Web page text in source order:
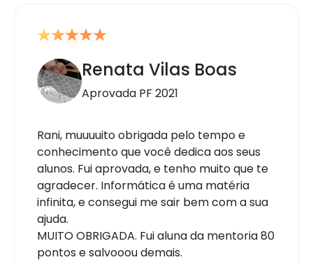
Renata Vilas Boas
Aprovada PF 2021
Rani, muuuuito obrigada pelo tempo e
conhecimento que você dedica aos seus
alunos. Fui aprovada, e tenho muito que te
agradecer. Informática é uma matéria
infinita, e consegui me sair bem com a sua
ajuda.
MUITO OBRIGADA. Fui aluna da mentoria 80
pontos e salvooou demais.